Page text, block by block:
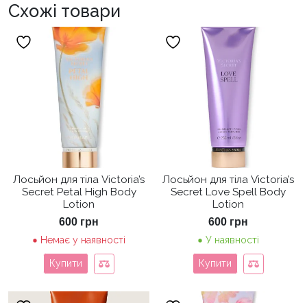
Схожі товари
Лосьйон для тіла Victoria’s
Secret Petal High Body
Lotion
600 грн
Немає у наявності
Купити
Лосьйон для тіла Victoria’s
Secret Love Spell Body
Lotion
600 грн
У наявності
Купити